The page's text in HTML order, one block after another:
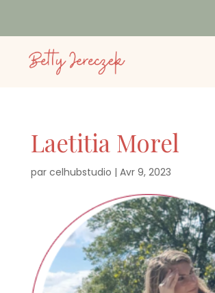
Laetitia Morel
par celhubstudio | Avr 9, 2023